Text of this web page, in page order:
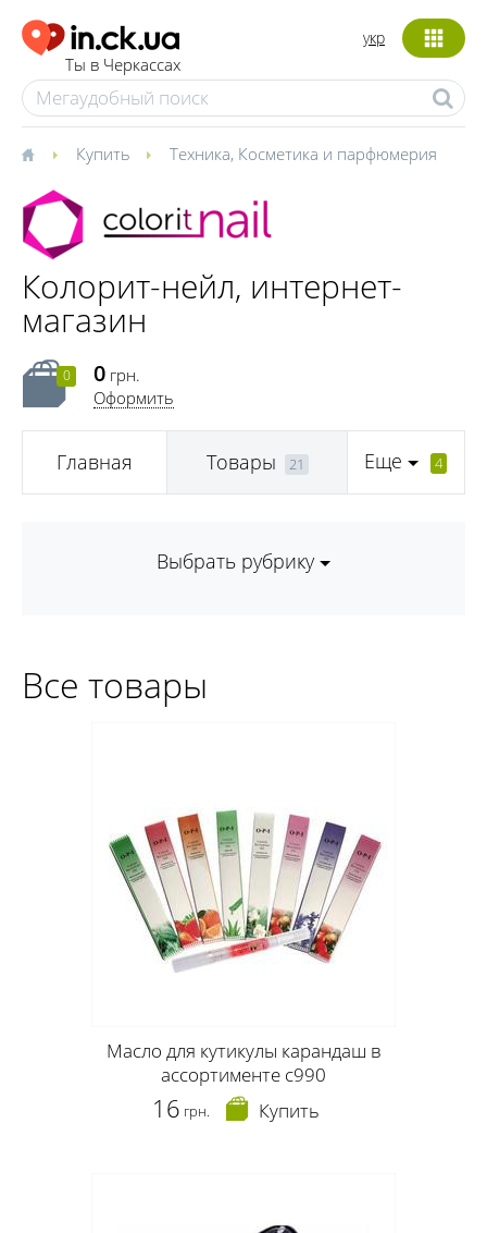
Ты в Черкассах
укр
Купить Техника, Косметика и парфюмерия
Колорит-нейл, интернет-
магазин
0 0 грн.
Оформить
Главная Товары 21 Еще 4
Выбрать рубрику
Все товары
Масло для кутикулы карандаш в
ассортименте c990
16 грн. Купить